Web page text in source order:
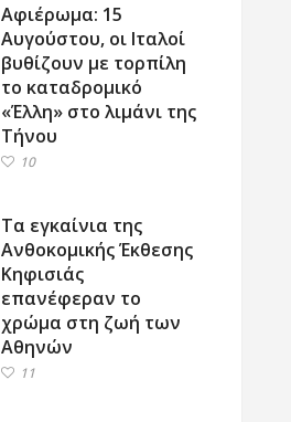
Αφιέρωμα: 15
Αυγούστου, οι Ιταλοί
βυθίζουν με τορπίλη
το καταδρομικό
«Έλλη» στο λιμάνι της
Τήνου
10
Τα εγκαίνια της
Ανθοκομικής Έκθεσης
Κηφισιάς
επανέφεραν το
χρώμα στη ζωή των
Αθηνών
11